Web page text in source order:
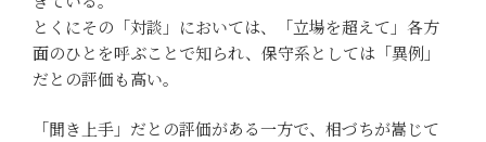
とくにその「対談」においては、「立場を超えて」各方
面のひとを呼ぶことで知られ、保守系としては「異例」
だとの評価も高い。
「聞き上手」だとの評価がある一方で、相づちが嵩じて